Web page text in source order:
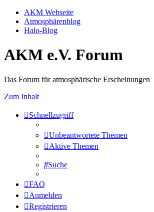
AKM Webseite
Atmosphärenblog
Halo-Blog
AKM e.V. Forum
Das Forum für atmosphärische Erscheinungen
Zum Inhalt
Schnellzugriff
Unbeantwortete Themen
Aktive Themen
Suche
FAQ
Anmelden
Registrieren